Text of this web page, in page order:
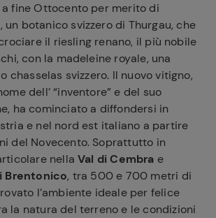
fine Ottocento per merito di
un botanico svizzero di Thurgau, che
il riesling renano, il più nobile
con la madeleine royale, una
chasselas svizzero. Il nuovo vitigno,
dell’ “inventore” e del suo
ha cominciato a diffondersi in
e nel nord est italiano a partire
del Novecento. Soprattutto in
nellaVal di Cembra e
Brentonico, tra 500 e 700 metri di
l’ambiente ideale per felice
la natura del terreno e le condizioni